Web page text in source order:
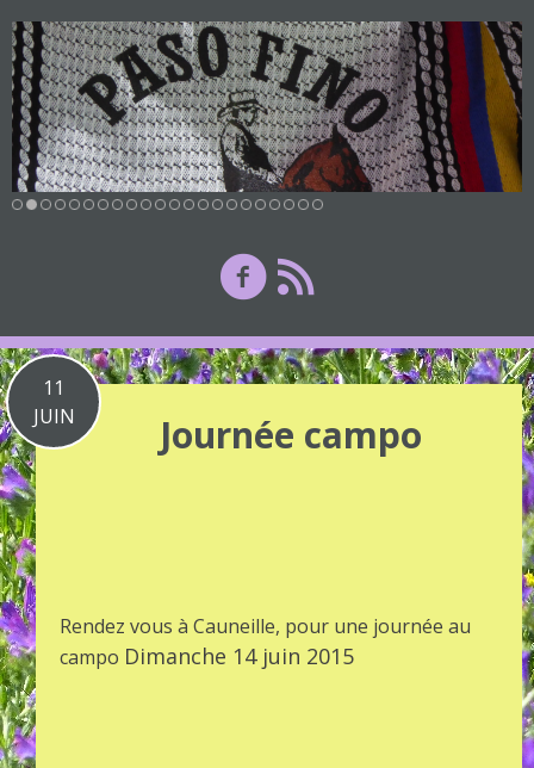
11
JUIN
Journée campo
Rendez vous à Cauneille, pour une journée au
campo Dimanche 14 juin 2015